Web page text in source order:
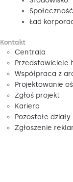
Społeczność
Ład
Kontakt
Centrala
Przedstawiciele
Współpraca z
Projektowanie
Zgłoś projekt
Kariera
Pozostałe działy
Zgłoszenie